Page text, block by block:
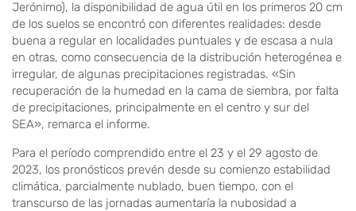
Jerónimo), la disponibilidad de agua útil en los primeros 20 cm
de los suelos se encontró con diferentes realidades: desde
buena a regular en localidades puntuales y de escasa a nula
en otras, como consecuencia de la distribución heterogénea e
irregular, de algunas precipitaciones registradas. «Sin
recuperación de la humedad en la cama de siembra, por falta
de precipitaciones, principalmente en el centro y sur del
SEA», remarca el informe.
Para el período comprendido entre el 23 y el 29 agosto de
2023, los pronósticos prevén desde su comienzo estabilidad
climática, parcialmente nublado, buen tiempo, con el
transcurso de las jornadas aumentaría la nubosidad a